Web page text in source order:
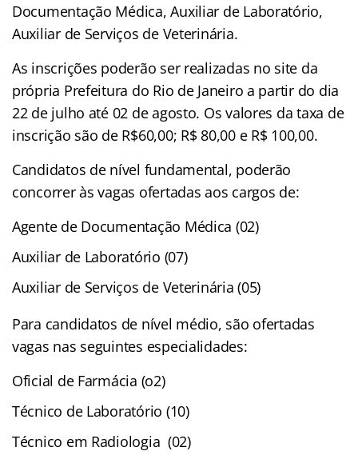
Documentação Médica, Auxiliar de Laboratório,
Auxiliar de Serviços de Veterinária.
As inscrições poderão ser realizadas no site da
própria Prefeitura do Rio de Janeiro a partir do dia
22 de julho até 02 de agosto. Os valores da taxa de
inscrição são de R$60,00; R$ 80,00 e R$ 100,00.
Candidatos de nível fundamental, poderão
concorrer às vagas ofertadas aos cargos de:
Agente de Documentação Médica (02)
Auxiliar de Laboratório (07)
Auxiliar de Serviços de Veterinária (05)
Para candidatos de nível médio, são ofertadas
vagas nas seguintes especialidades:
Oficial de Farmácia (o2)
Técnico de Laboratório (10)
Técnico em Radiologia (02)